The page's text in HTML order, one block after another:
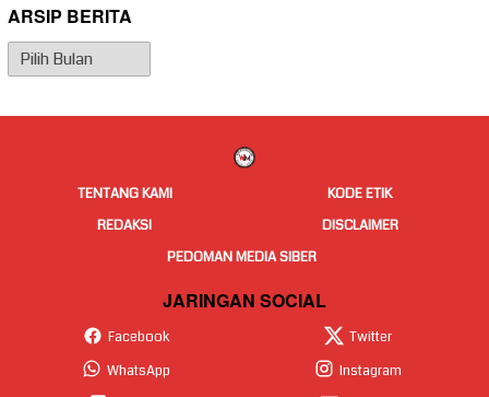
ARSIP BERITA
Arsip
Berita
TENTANG KAMI
KODE ETIK
REDAKSI
DISCLAIMER
PEDOMAN MEDIA SIBER
JARINGAN SOCIAL
Facebook
Twitter
WhatsApp
Instagram